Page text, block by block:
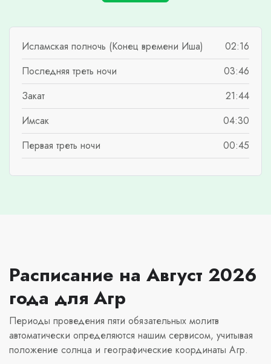
Исламская полночь (Конец времени Иша)
02:16
Последняя треть ночи
03:46
Закат
21:44
Имсак
04:30
Первая треть ночи
00:45
Расписание на Август 2026
года для Агр
Периоды проведения пяти обязательных молитв
автоматически определяются нашим сервисом, учитывая
положение солнца и географические координаты Агр.